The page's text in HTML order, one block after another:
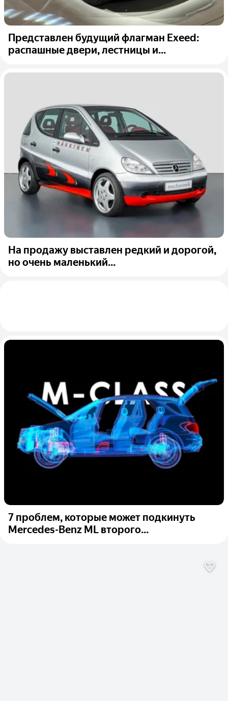
Представлен будущий флагман Exeed:
распашные двери, лестницы и...
На продажу выставлен редкий и дорогой,
но очень маленький...
7 проблем, которые может подкинуть
Mercedes-Benz ML второго...